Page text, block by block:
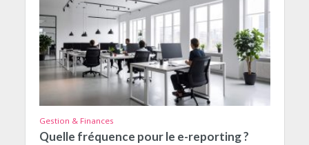
Gestion & Finances
Quelle fréquence pour le e-reporting ?